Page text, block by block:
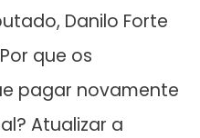
Danilo Forte
que os
pagar novamente
Atualizar a